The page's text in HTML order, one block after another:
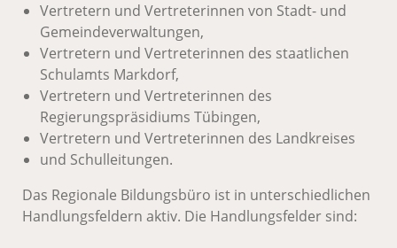
Vertretern und Vertreterinnen von Stadt- und
Gemeindeverwaltungen,
Vertretern und Vertreterinnen des staatlichen
Schulamts Markdorf,
Vertretern und Vertreterinnen des
Regierungspräsidiums Tübingen,
Vertretern und Vertreterinnen des Landkreises
und Schulleitungen.
Das Regionale Bildungsbüro ist in unterschiedlichen
Handlungsfeldern aktiv. Die Handlungsfelder sind: